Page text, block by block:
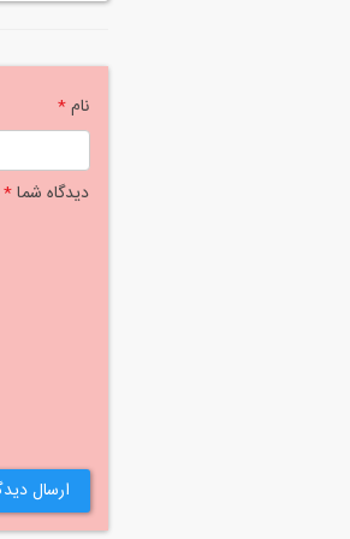
نام*
دیدگاه شما*
ارسال